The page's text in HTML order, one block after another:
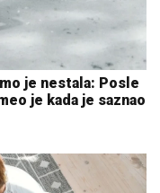
je nestala: Posle
je kada je saznao